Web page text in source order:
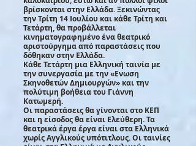
βρίσκονται στην Ελλάδα. Ξεκινώντας
την Τρίτη 14 Ιουλίου και κάθε Τρίτη και
Τετάρτη, θα προβάλλεται
κινηματογραφημένο ένα θεατρικό
αριστούργημα από παραστάσεις που
δόθηκαν στην Ελλάδα.
Κάθε Τετάρτη μια Ελληνική ταινία με
την συνεργασία με την «Ενωση
Σκηνοθετών Δημιουργών» και την
πολύτιμη βοήθεια του Γιάννη
Κατωμερή.
Οι παραστάσεις θα γίνονται στο ΚΕΠ
και η είσοδος θα είναι Ελεύθερη. Τα
θεατρικά έργα έργα είναι στα Ελληνικά
χωρίς Αγγλικούς υπότιτλους. Οι ταινίες